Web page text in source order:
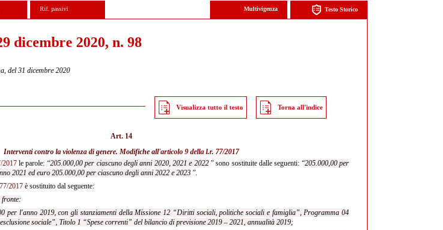
Rif. passivi Testo Storico
Multivigenza
dicembre 2020, n. 98
del 31 dicembre 2020
Visualizza tutto il testo Torna all'indice
Art. 14
Interventi contro la violenza di genere. Modifiche all'articolo 9 della l.r. 77/2017
2017le parole: “205.000,00 per ciascuno degli anni 2020, 2021 e 2022” sono sostituite dalle seguenti: “205.000,00 per
2021 ed euro 205.000,00 per ciascuno degli anni 2022 e 2023 ”.
2017 è sostituito dal seguente:
fronte:
per l'anno 2019, con gli stanziamenti della Missione 12 “Diritti sociali, politiche sociali e famiglia”, Programma 04
sociale”, Titolo 1 “Spese correnti” del bilancio di previsione 2019 – 2021, annualità 2019;